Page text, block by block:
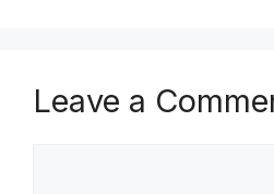
Leave a